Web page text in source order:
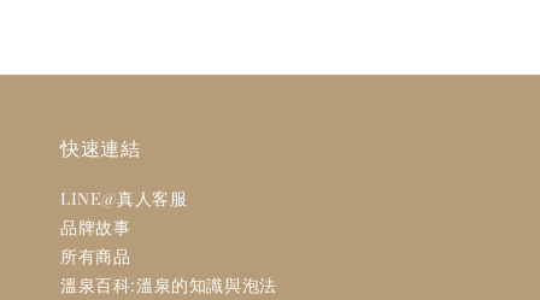
快速連結
LINE@真人客服
品牌故事
所有商品
溫泉百科:溫泉的知識與泡法